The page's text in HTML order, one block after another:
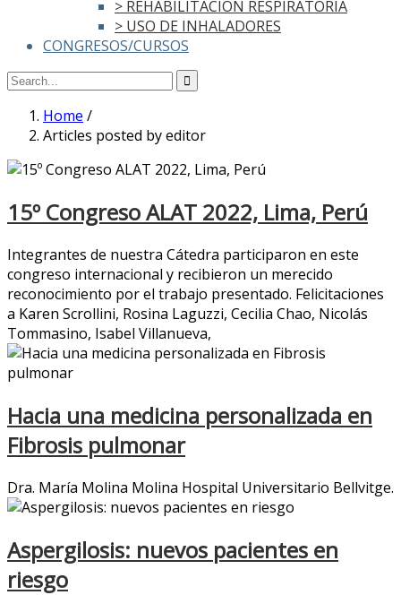
> REHABILITACIÓN RESPIRATORIA
> USO DE INHALADORES
CONGRESOS/CURSOS
Home /
Articles posted by editor
15º Congreso ALAT 2022, Lima, Perú
Integrantes de nuestra Cátedra participaron en este
congreso internacional y recibieron un merecido
reconocimiento por el trabajo presentado. Felicitaciones
a Karen Scrollini, Rosina Laguzzi, Cecilia Chao, Nicolás
Tommasino, Isabel Villanueva,
Hacia una medicina personalizada en
Fibrosis pulmonar
Dra. María Molina Molina Hospital Universitario Bellvitge.
Aspergilosis: nuevos pacientes en
riesgo